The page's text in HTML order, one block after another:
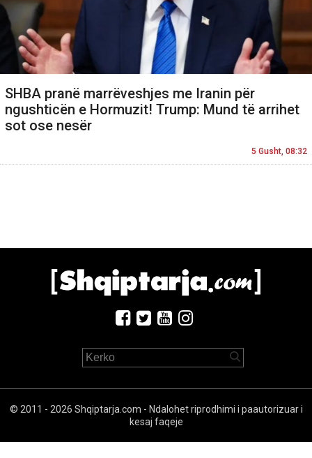
SHBA pranë marrëveshjes me Iranin për
ngushticën e Hormuzit! Trump: Mund të arrihet
sot ose nesër
5 Gusht, 08:32
© 2011 - 2026 Shqiptarja.com - Ndalohet riprodhimi i paautorizuar i
kesaj faqeje